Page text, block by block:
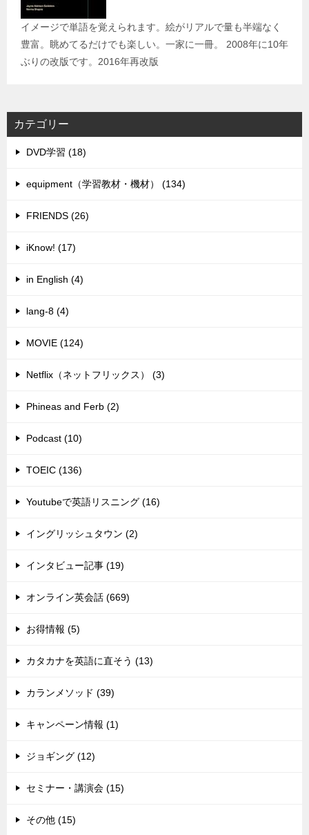
イメージで単語を覚えられます。絵がリアルで量も半端なく
豊富。眺めてるだけでも楽しい。一家に一冊。 2008年に10年
ぶりの改版です。2016年再改版
カテゴリー
DVD学習 (18)
equipment（学習教材・機材） (134)
FRIENDS (26)
iKnow! (17)
in English (4)
lang-8 (4)
MOVIE (124)
Netflix（ネットフリックス） (3)
Phineas and Ferb (2)
Podcast (10)
TOEIC (136)
Youtubeで英語リスニング (16)
イングリッシュタウン (2)
インタビュー記事 (19)
オンライン英会話 (669)
お得情報 (5)
カタカナを英語に直そう (13)
カランメソッド (39)
キャンペーン情報 (1)
ジョギング (12)
セミナー・講演会 (15)
その他 (15)